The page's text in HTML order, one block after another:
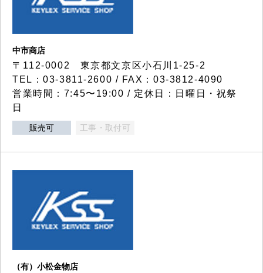
中市商店
〒112-0002 東京都文京区小石川1-25-2
TEL：03-3811-2600 / FAX：03-3812-4090
営業時間：7:45〜19:00 / 定休日：日曜日・祝祭
日
販売可 工事・取付可
（有）小松金物店